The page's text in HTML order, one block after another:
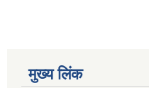
मुख्य लिंक